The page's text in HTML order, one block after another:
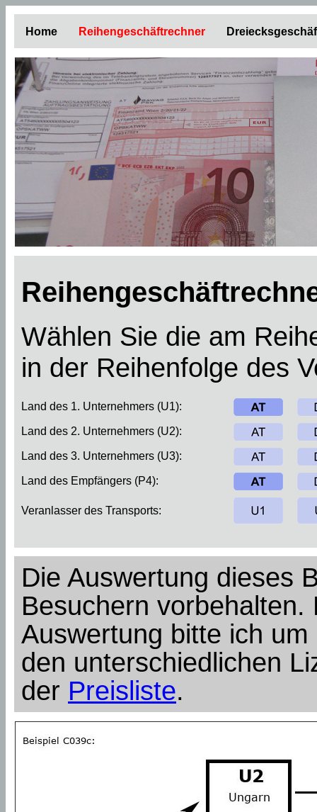
Home Reihengeschäftrechner
Wählen Sie die am
in der Reihenfolge des
Land des 1. Unternehmers (U1):
Land des 2. Unternehmers (U2):
Land des 3. Unternehmers (U3):
Land des Empfängers (P4):
Veranlasser des Transports:
Die Auswertung dieses
Besuchern
Auswertung bitte ich
den unterschiedlichen
der Preisliste.